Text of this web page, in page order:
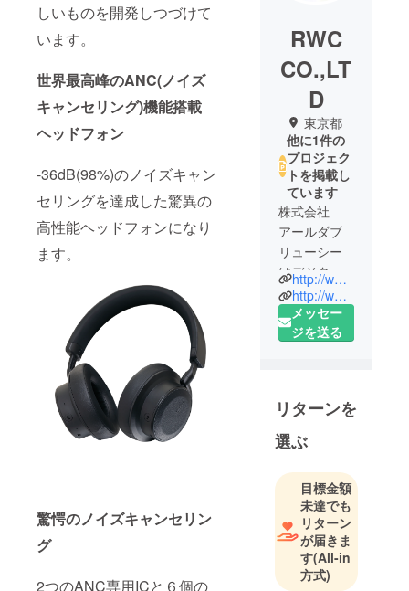
しいものを開発しつづけて
います。
世界最高峰のANC(ノイズ
キャンセリング)機能搭載
ヘッドフォン
-36dB(98%)のノイズキャン
セリングを達成した驚異の
高性能ヘッドフォンになり
ます。
驚愕のノイズキャンセリン
グ
2つのANC専用ICと６個の
RWC
CO.,LT
D
東京都
他に1件の
プロジェク
トを掲載し
ています
株式会社
アールダブ
リューシー
はデジタル
家電を中心
とした製造
開発を行っ
品、この製
品も実は私
たちが開発
していま
す。
http://www.rwc.co.jp/
http://www.x-ride.jp/
メッセー
ジを送る
リターンを
選ぶ
目標金額
未達でも
リターン
が届きま
す(All-in
方式)